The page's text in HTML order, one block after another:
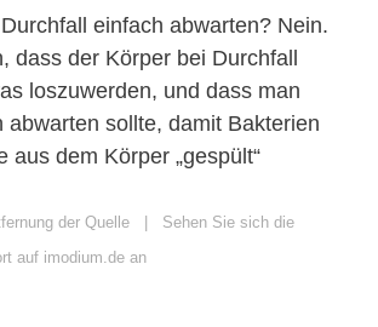
einfach abwarten? Nein.
dass der Körper bei Durchfall
loszuwerden, und dass man
abwarten sollte, damit Bakterien
aus dem Körper „gespült“
der Quelle | Sehen Sie sich die
auf imodium.de an